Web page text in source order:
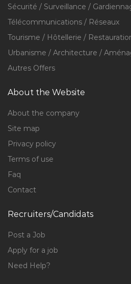
Sécurité / Surveillance /
Télécommunications / Réseaux
Tourisme / Hôtellerie /
Urbanisme / Architecture /
Autres Offers
About the Website
About the company
Site map
Privacy policy
Terms of use
Faq
Contact
Recruiters/Candidats
Post a Job
Apply for a job
Need Help?